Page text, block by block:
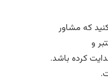
که مشاور
و
کرده باشد.